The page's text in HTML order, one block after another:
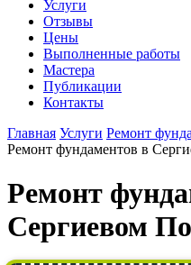
Услуги
Отзывы
Цены
Выполненные работы
Мастера
Публикации
Контакты
Главная Услуги Ремонт
Ремонт фундаментов в
Ремонт
Сергиевом